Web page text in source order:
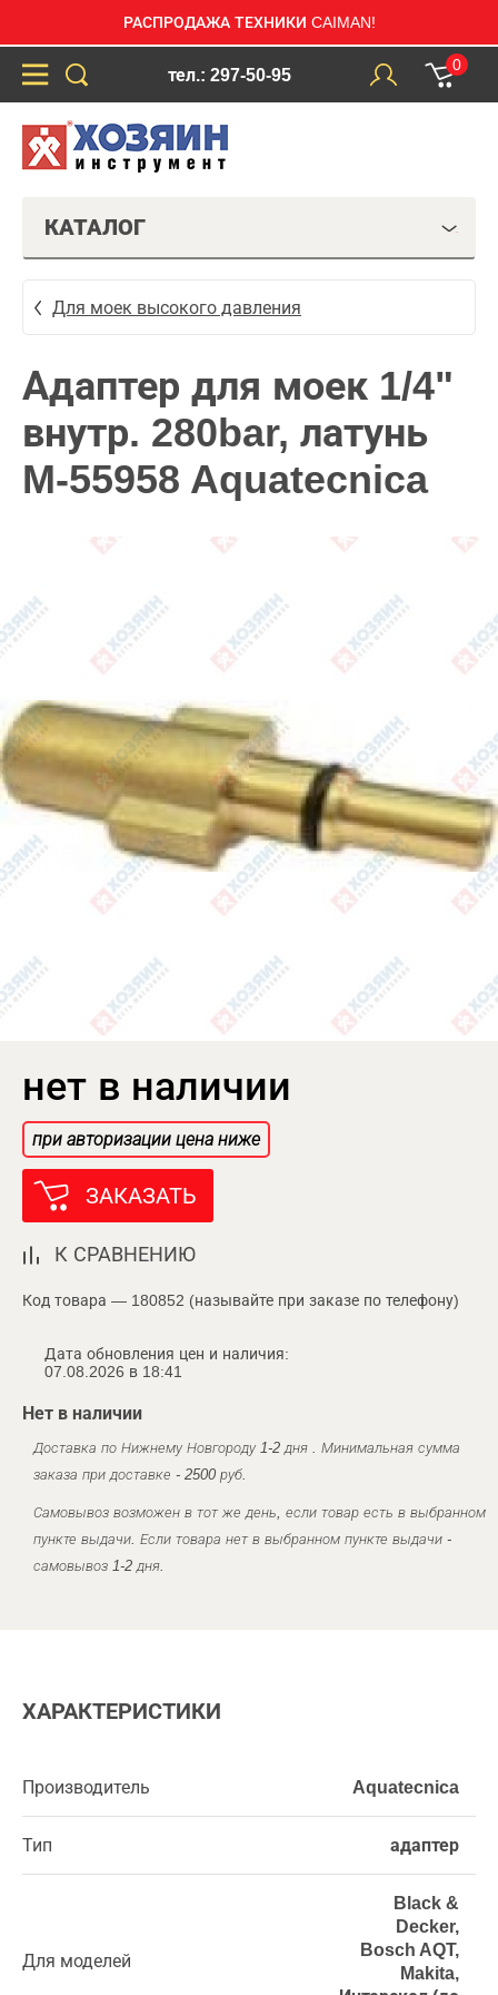
РАСПРОДАЖА ТЕХНИКИ CAIMAN!
тел.: 297-50-95
0
КАТАЛОГ
Для моек высокого давления
Адаптер для моек 1/4"
внутр. 280bar, латунь
M-55958 Aquatecnica
нет в наличии
при авторизации цена ниже
ЗАКАЗАТЬ
К СРАВНЕНИЮ
Код товара — 180852 (называйте при заказе по телефону)
Дата обновления цен и наличия:
07.08.2026 в 18:41
Нет в наличии
Доставка по Нижнему Новгороду 1-2 дня . Минимальная сумма
заказа при доставке - 2500 руб.
Самовывоз возможен в тот же день, если товар есть в выбранном
пункте выдачи. Если товара нет в выбранном пункте выдачи -
самовывоз 1-2 дня.
ХАРАКТЕРИСТИКИ
Производитель Aquatecnica
Тип адаптер
Для моделей
Black &
Decker,
Bosch AQT,
Makita,